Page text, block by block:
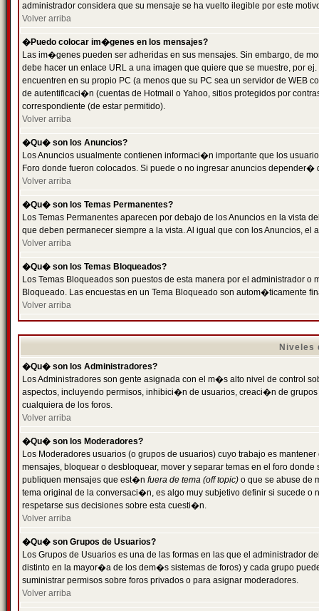
administrador considera que su mensaje se ha vuelto ilegible por este
Volver arriba
�Puedo colocar im�genes en los mensajes?
Las im�genes pueden ser adheridas en sus mensajes. Sin embargo, de
debe hacer un enlace URL a una imagen que quiere que se muestre, por
encuentren en su propio PC (a menos que su PC sea un servidor de
de autentificaci�n (cuentas de Hotmail o Yahoo, sitios protegidos por
correspondiente (de estar permitido).
Volver arriba
�Qu� son los Anuncios?
Los Anuncios usualmente contienen informaci�n importante que los
Foro donde fueron colocados. Si puede o no ingresar anuncios
Volver arriba
�Qu� son los Temas Permanentes?
Los Temas Permanentes aparecen por debajo de los Anuncios en la
que deben permanecer siempre a la vista. Al igual que con los Anuncios,
Volver arriba
�Qu� son los Temas Bloqueados?
Los Temas Bloqueados son puestos de esta manera por el administrador
Bloqueado. Las encuestas en un Tema Bloqueado son autom�ticamente
Volver arriba
Niveles
�Qu� son los Administradores?
Los Administradores son gente asignada con el m�s alto nivel de control
aspectos, incluyendo permisos, inhibici�n de usuarios, creaci�n de
cualquiera de los foros.
Volver arriba
�Qu� son los Moderadores?
Los Moderadores usuarios (o grupos de usuarios) cuyo trabajo es
mensajes, bloquear o desbloquear, mover y separar temas en el foro
publiquen mensajes que est�n fuera de tema (off topic) o que se abuse de
tema original de la conversaci�n, es algo muy subjetivo definir si sucede
respetarse sus decisiones sobre esta cuesti�n.
Volver arriba
�Qu� son Grupos de Usuarios?
Los Grupos de Usuarios es una de las formas en las que el administrador
distinto en la mayor�a de los dem�s sistemas de foros) y cada grupo
suministrar permisos sobre foros privados o para asignar moderadores.
Volver arriba